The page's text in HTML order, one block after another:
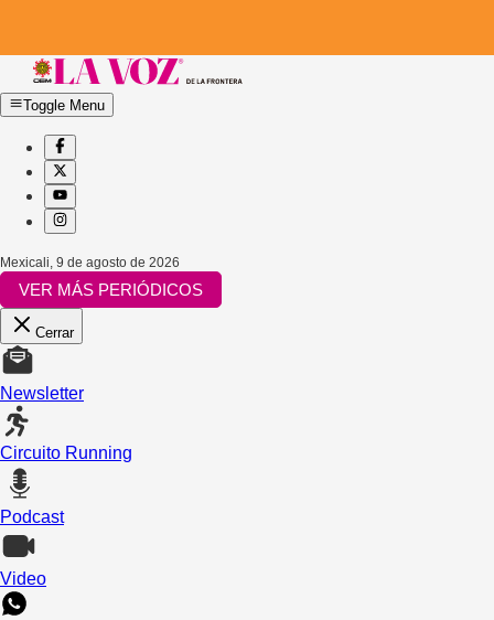
Toggle Menu
Mexicali 9 de agosto de 2026
VER MÁS PERIÓDICOS
Cerrar
Newsletter
Circuito Running
Podcast
Video